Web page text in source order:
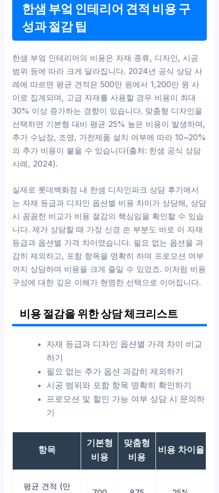
한샘 부엌 인테리어 견적 비용 구
성과 절감 팁
한샘 부엌 인테리어의 비용은 자재 종류, 디자인, 시공
범위 등에 따라 크게 달라집니다. 2024년 공식 상담 사
례에 따르면 평균 견적은 500만 원에서 1,200만 원 사
이로 집계되며, 고급 자재를 사용할 경우 비용이 최대
30% 이상 증가하는 경향이 있습니다. 맞춤형 디자인을
선택하면 기본형 대비 평균 25% 높은 비용이 발생하며,
추가 수납장, 조명, 가전제품 설치 여부에 따라 10~20%
의 추가 비용이 붙을 수 있습니다(출처: 한샘 공식 상담
사례, 2024).
실제로 롯데백화점 내 한샘 디자인파크 상담 후기에서
는 자재 등급과 디자인 옵션별 비용 차이가 상당해, 상담
시 꼼꼼한 비교가 비용 절감의 핵심임을 확인할 수 있습
니다. 제가 상담할 때 가장 신경 쓴 부분도 바로 이 자재
등급과 옵션별 가격 차이였습니다. 필요 없는 옵션을 과
감히 제외하고, 포함 항목을 명확히 하며 프로모션 여부
까지 상담하며 비용을 크게 줄일 수 있었죠. 이처럼 비용
구성에 대한 깊은 이해가 현명한 선택으로 이어집니다.
비용 절감을 위한 상담 체크리스트
자재 등급과 디자인 옵션별 가격 차이 비교
하기
필요 없는 추가 옵션 과감히 제외하기
시공 범위와 포함 항목 명확히 확인하기
프로모션 및 할인 가능 여부 상담 시 문의하
기
항목
기본형
비용
맞춤형
비용
비용 차이율
평균 견적 (만